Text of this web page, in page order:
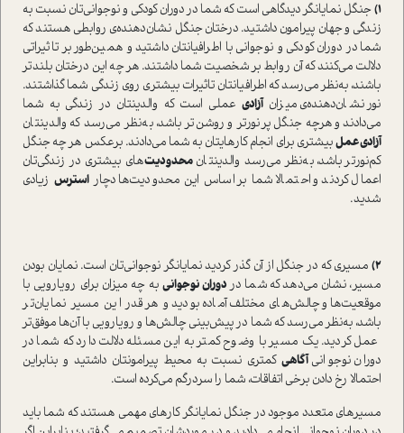
۱) جنگل نمایانگر دیدگاهی است که شما در دوران کودکی و نوجوانی‌تان نسبت به
زندگی و جهان پیرامون داشتید. درختان جنگل نشان‌دهنده‌ی روابطی هستند که
شما در دوران کودکی و نوجوانی با اطرافیانتان داشتید و همین‌طور بر تاثیراتی
دلالت می‌کنند که آن روابط بر شخصیت شما داشتند. هر چه این درختان بلند‌تر
باشند، به‌نظر می‌رسد که اطرافیانتان تاثیرات بیشتری روی زندگی شما گذاشتند.
نور نشان‌دهنده‌ی میزان آزادی عملی است که والدینتان در زندگی به شما
می‌دادند و هرچه جنگل پرنورتر و روشن‌تر باشد، به‌نظر می‌رسد که والدینتان
آزادی عملبیشتری برای انجام کارهایتان به شما می‌دادند. برعکس هر چه جنگل
کم‌نورتر باشد، به‌نظر می‌رسد والدینتان محدودیت‌های بیشتری در زندگی‌تان
اعمال کردند و احتمالا شما بر اساس این محدودیت‌ها دچاراسترس زیادی
شدید.
۲) مسیری که در جنگل از آن گذر کردید نمایانگر نوجوانی‌تان است. نمایان بودن
مسیر، نشان می‌دهد که شما دردوران نوجوانی به چه میزان برای رویارویی با
موقعیت‌ها و چالش‌های مختلف آماده بودید و هر قدر این مسیر نمایان‌تر
باشد، به‌نظر می‌رسد که شما در پیش‌بینی چالش‌ها و رویارویی با آن‌ها موفق‌تر
عمل کردید. یک مسیر با وضوح کمتر به این مسئله دلالت دارد که شما در
دوران نوجوانی آگاهیکمتری نسبت به محیط پیرامونتان داشتید و بنابراین
احتمالا رخ دادن برخی اتفاقات، شما را سردرگم می‌کرده است.
مسیرهای متعدد موجود در جنگل نمایانگر کارهای مهمی هستند که شما باید